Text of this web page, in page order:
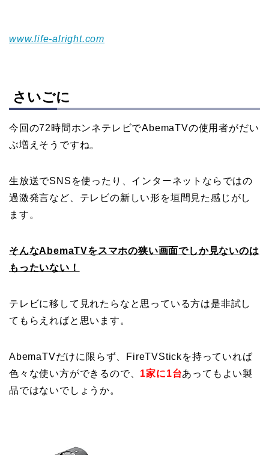
www.life-alright.com
さいごに
今回の72時間ホンネテレビでAbemaTVの使用者がだい
ぶ増えそうですね。
生放送でSNSを使ったり、インターネットならではの
過激発言など、テレビの新しい形を垣間見た感じがし
ます。
そんなAbemaTVをスマホの狭い画面でしか見ないのは
もったいない！
テレビに移して見れたらなと思っている方は是非試し
てもらえればと思います。
AbemaTVだけに限らず、FireTVStickを持っていれば
色々な使い方ができるので、 1家に1台あってもよい製
品ではないでしょうか。